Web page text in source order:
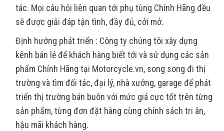
tác. Mọi câu hỏi liên quan tới phụ tùng Chính Hãng đều
sẽ được giải đáp tận tình, đầy đủ, cởi mở.
Định hướng phát triển : Công ty chúng tôi xây dựng
kênh bán lẻ để khách hàng biết tới và sử dụng các sản
phẩm Chính Hãng tại Motorcycle.vn, song song đi thị
trường và tìm đối tác, đại lý, nhà xưởng, garage để phát
triển thị trường bán buôn với mức giá cực tốt trên từng
sản phẩm, từng đơn đặt hàng cùng chính sách tri ân,
hậu mãi khách hàng.